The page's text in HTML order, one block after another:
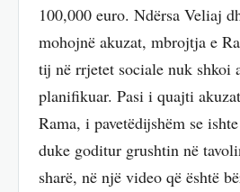
100,000 euro. Ndërsa Veliaj
mohojnë akuzat, mbrojtja e
tij në rrjetet sociale nuk shkoi
planifikuar. Pasi i quajti
Rama, i pavetëdijshëm se
duke goditur grushtin në
sharë, në një video që është